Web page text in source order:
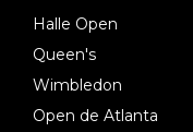
Halle Open
Queen's
Wimbledon
Open de Atlanta